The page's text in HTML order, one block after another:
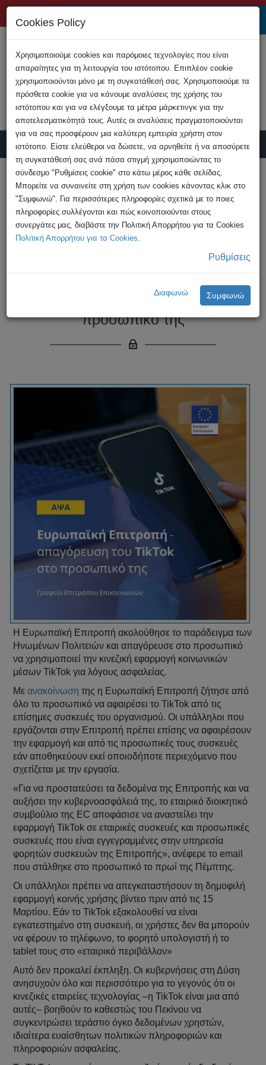
Υποβολή Καταγγελίας
HOME
Ανακοινώσεις
Ευρωπαϊκή Επιτροπή - απαγόρευση του
TikTok στο προσωπικό της
Ευρωπαϊκή Επιτροπή -
απαγόρευση του TikTok στο
προσωπικό της
Η Ευρωπαϊκή Επιτροπή ακολούθησε το παράδειγμα των
Ηνωμένων Πολιτειών και απαγόρευσε στο προσωπικό
να χρησιμοποιεί την κινεζική εφαρμογή κοινωνικών
μέσων TikTok για λόγους ασφαλείας.
Μεανακοίνωσητης η Ευρωπαϊκή Επιτροπή ζήτησε από
όλο το προσωπικό να αφαιρέσει το TikTok από τις
επίσημες συσκευές του οργανισμού. Οι υπάλληλοι που
εργάζονται στην Επιτροπή πρέπει επίσης να αφαιρέσουν
την εφαρμογή και από τις προσωπικές τους συσκευές
εάν αποθηκεύουν εκεί οποιοδήποτε περιεχόμενο που
σχετίζεται με την εργασία.
«Για να προστατεύσει τα δεδομένα της Επιτροπής και να
αυξήσει την κυβερνοασφάλειά της, το εταιρικό διοικητικό
συμβούλιο της EC αποφάσισε να αναστείλει την
εφαρμογή TikTok σε εταιρικές συσκευές και προσωπικές
συσκευές που είναι εγγεγραμμένες στην υπηρεσία
φορητών συσκευών της Επιτροπής», ανέφερε το email
που στάλθηκε στο προσωπικό το πρωί της Πέμπτης.
Οι υπάλληλοι πρέπει να απεγκαταστήσουν τη δημοφιλή
εφαρμογή κοινής χρήσης βίντεο πριν από τις 15
Μαρτίου. Εάν το TikTok εξακολουθεί να είναι
εγκατεστημένο στη συσκευή, οι χρήστες δεν θα μπορούν
να φέρουν το τηλέφωνο, το φορητό υπολογιστή ή το
tablet τους στο «εταιρικό περιβάλλον»
Αυτό δεν προκαλεί έκπληξη. Οι κυβερνήσεις στη Δύση
ανησυχούν όλο και περισσότερο για το γεγονός ότι οι
κινεζικές εταιρείες τεχνολογίας –η TikTok είναι μια από
αυτές– βοηθούν το καθεστώς του Πεκίνου να
συγκεντρώσει τεράστιο όγκο δεδομένων χρηστών,
ιδιαίτερα ευαίσθητων πολιτικών πληροφοριών και
πληροφοριών ασφαλείας.
Cookies Policy
Χρησιμοποιούμε cookies και παρόμοιες τεχνολογίες που είναι
απαραίτητες για τη λειτουργία του ιστότοπου. Επιπλέον cookie
χρησιμοποιούνται μόνο με τη συγκατάθεσή σας. Χρησιμοποιούμε τα
πρόσθετα cookie για να κάνουμε αναλύσεις της χρήσης του
ιστότοπου και για να ελέγξουμε τα μέτρα μάρκετινγκ για την
αποτελεσματικότητά τους. Αυτές οι αναλύσεις πραγματοποιούνται
για να σας προσφέρουν μια καλύτερη εμπειρία χρήστη στον
ιστότοπο. Είστε ελεύθεροι να δώσετε, να αρνηθείτε ή να αποσύρετε
τη συγκατάθεσή σας ανά πάσα στιγμή χρησιμοποιώντας το
σύνδεσμο "Ρυθμίσεις cookie" στο κάτω μέρος κάθε σελίδας.
Μπορείτε να συναινείτε στη χρήση των cookies κάνοντας κλικ στο
"Συμφωνώ". Για περισσότερες πληροφορίες σχετικά με το ποιες
πληροφορίες συλλέγονται και πώς κοινοποιούνται στους
συνεργάτες μας, διαβάστε την Πολιτική Απορρήτου για τα Cookies
Πολιτική Απορρήτου για τα Cookies.
Ρυθμίσεις
Διαφωνώ Συμφωνώ